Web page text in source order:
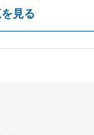
見る